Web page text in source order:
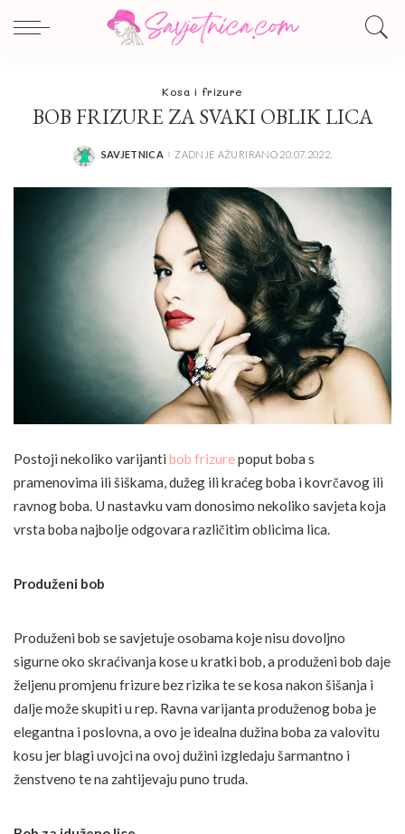
Kosa i frizure
BOB FRIZURE ZA SVAKI OBLIK LICA
POSTED
SAVJETNICA ZADNJE AŽURIRANO 20.07.2022.
Postoji nekoliko varijanti bob frizurepoput boba s
pramenovima ili šiškama, dužeg ili kraćeg boba i kovrčavog ili
ravnog boba. U nastavku vam donosimo nekoliko savjeta koja
vrsta boba najbolje odgovara različitim oblicima lica.
Produženi bob
Produženi bob se savjetuje osobama koje nisu dovoljno
sigurne oko skraćivanja kose u kratki bob, a produženi bob daje
željenu promjenu frizure bez rizika te se kosa nakon šišanja i
dalje može skupiti u rep. Ravna varijanta produženog boba je
elegantna i poslovna, a ovo je idealna dužina boba za valovitu
kosu jer blagi uvojci na ovoj dužini izgledaju šarmantno i
ženstveno te na zahtijevaju puno truda.